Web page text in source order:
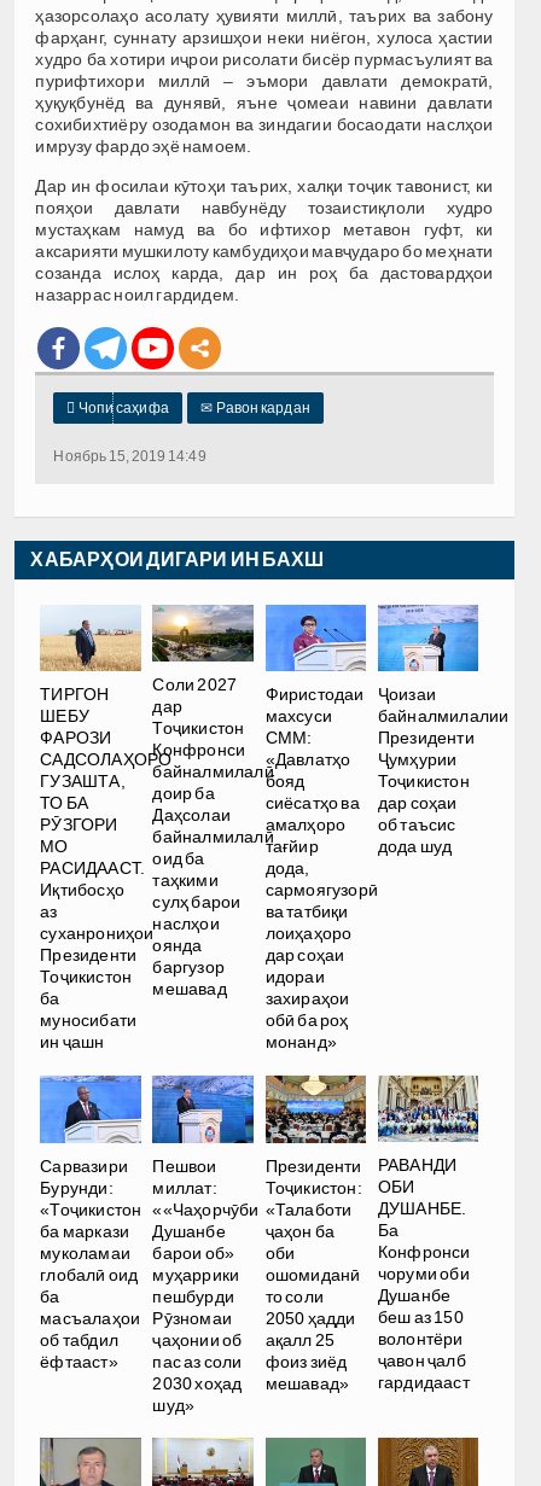
ҳазорсолаҳо асолату ҳувияти миллӣ, таърих ва забону
фарҳанг, суннату арзишҳои неки ниёгон, хулоса ҳастии
худро ба хотири иҷрои рисолати бисёр пурмасъулият ва
пурифтихори миллӣ – эъмори давлати демократӣ,
ҳуқуқбунёд ва дунявӣ, яъне ҷомеаи навини давлати
сохибихтиёру озодамон ва зиндагии босаодати наслҳои
имрузу фардо эҳё намоем.
Дар ин фосилаи кӯтоҳи таърих, халқи тоҷик тавонист, ки
пояҳои давлати навбунёду тозаистиқлоли худро
мустаҳкам намуд ва бо ифтихор метавон гуфт, ки
аксарияти мушкилоту камбудиҳои мавҷударо бо меҳнати
созанда ислоҳ карда, дар ин роҳ ба дастовардҳои
назаррас ноил гардидем.
 Чопи саҳифа ✉ Равон кардан
Ноябрь 15, 2019 14:49
ХАБАРҲОИ ДИГАРИ ИН БАХШ
ТИРГОН
ШЕБУ
ФАРОЗИ
САДСОЛАҲОРО
ГУЗАШТА,
ТО БА
РӮЗГОРИ
МО
РАСИДААСТ.
Иқтибосҳо
аз
суханрониҳои
Президенти
Тоҷикистон
ба
муносибати
ин ҷашн
Соли 2027
дар
Тоҷикистон
Конфронси
байналмилалӣ
доир ба
Даҳсолаи
байналмилалӣ
оид ба
таҳкими
сулҳ барои
наслҳои
оянда
баргузор
мешавад
Фиристодаи
махсуси
СММ:
«Давлатҳо
бояд
сиёсатҳо ва
амалҳоро
тағйир
дода,
сармоягузорӣ
ва татбиқи
лоиҳаҳоро
дар соҳаи
идораи
захираҳои
обӣ ба роҳ
монанд»
Ҷоизаи
байналмилалии
Президенти
Ҷумҳурии
Тоҷикистон
дар соҳаи
об таъсис
дода шуд
Сарвазири
Бурунди:
«Тоҷикистон
ба маркази
муколамаи
глобалӣ оид
ба
масъалаҳои
об табдил
ёфтааст»
Пешвои
миллат:
««Чаҳорчӯби
Душанбе
барои об»
муҳаррики
пешбурди
Рӯзномаи
ҷаҳонии об
пас аз соли
2030 хоҳад
шуд»
Президенти
Тоҷикистон:
«Талаботи
ҷаҳон ба
оби
ошомиданӣ
то соли
2050 ҳадди
ақалл 25
фоиз зиёд
мешавад»
РАВАНДИ
ОБИ
ДУШАНБЕ.
Ба
Конфронси
чоруми оби
Душанбе
беш аз 150
волонтёри
ҷавон ҷалб
гардидааст